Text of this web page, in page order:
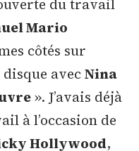
du travail
Mario
côtés sur
avecNina
». J’avais déjà
à l’occasion de
Hollywood,